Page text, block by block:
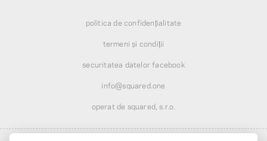
politica de confidențialitate
termeni și condiții
securitatea datelor facebook
info@squared.one
operat de squared, s.r.o.